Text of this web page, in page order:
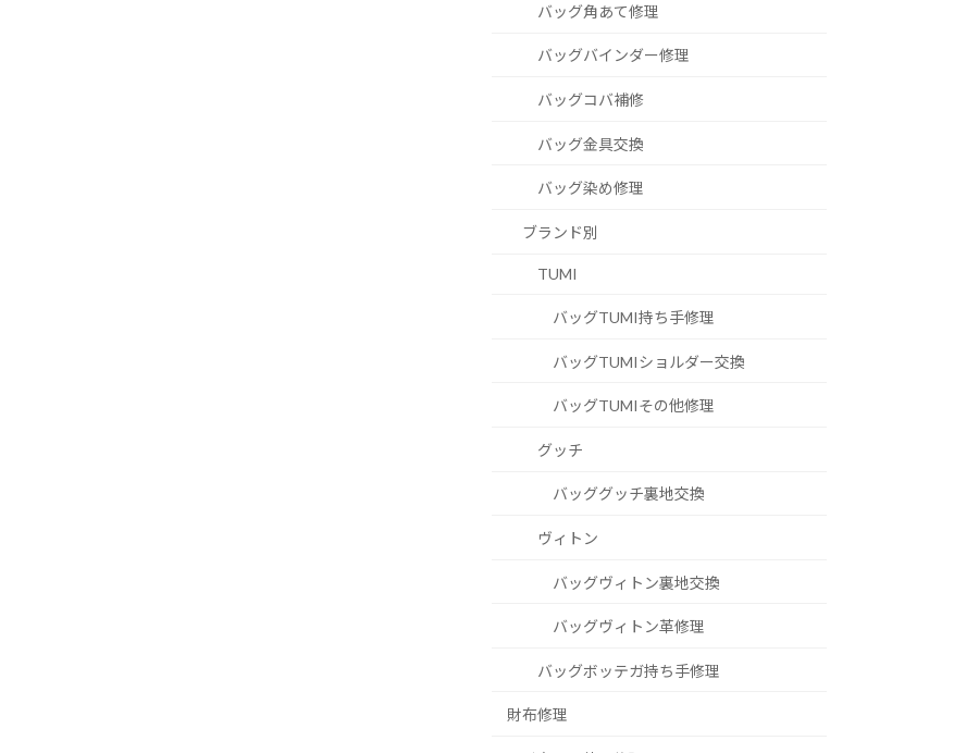
バッグ角あて修理
バッグバインダー修理
バッグコバ補修
バッグ金具交換
バッグ染め修理
ブランド別
TUMI
バッグTUMI持ち手修理
バッグTUMIショルダー交換
バッグTUMIその他修理
グッチ
バッググッチ裏地交換
ヴィトン
バッグヴィトン裏地交換
バッグヴィトン革修理
バッグボッテガ持ち手修理
財布修理